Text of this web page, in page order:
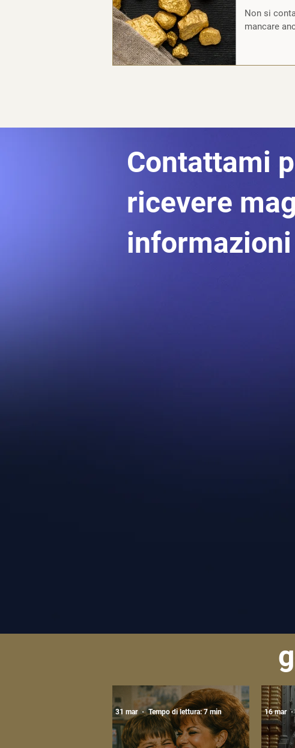
Non si
mancare
Contattami
ricevere
informazioni
31 mar Tempo di lettura: 7 min 16 mar